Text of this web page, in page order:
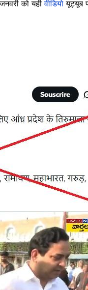
को यहीवीडियोयूट्यूब